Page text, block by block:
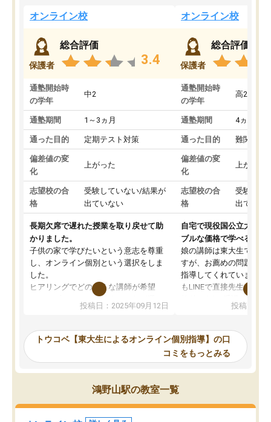
オンライン校
保護者
総合評価
3.4
通塾開始時
の学年
中2
通塾期間 1～3ヵ月
通った目的 定期テスト対策
偏差値の変
化
上がった
志望校の合
格
受験していない/結果が
出ていない
長期欠席で遅れた授業を取り戻せて助
かりました。
子供の家で学びたいという意志を尊重
し、オンライン個別という選択をしま
した。
ヒアリングでどのような講師が希望
か、オプションは付帯するかなど選ぶ
事が出来ました。
ーティングを行い、その講師で良いか
見てから講師を決定する事ができま
す。
うちの子は、初回面談の講師の方で決
オンラインツールを使用した単語帳の
投稿日：2025年09月12日
オンライン校
保護者
総合評価
通塾開始時
の学年
高2
通塾期間 4ヵ月～1
通った目的 難関私立
偏差値の変
化
上がった
志望校の合
格
受験して
出ていな
自宅で現役国公立大学生
ブルな価格で学べる
娘の講師は東大生では無
すが、お薦めの問題集や
指導してくれています。
もLINEで直接先生に質問
めれるので、個人に合
いなのがあり(有料)、受
ことをどんなスケジュー
くか相談したのですが、
ち期待したものではなく
くなってきたようなので
投稿日：
トウコベ【東大生によるオンライン個別指導】の口
コミをもっとみる
鴻野山駅の教室一覧